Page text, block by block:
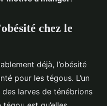
chez le
déjà, l’obésité
pour les tégous. L’un
larves de ténébrions